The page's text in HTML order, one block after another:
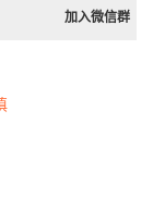
加入微信群